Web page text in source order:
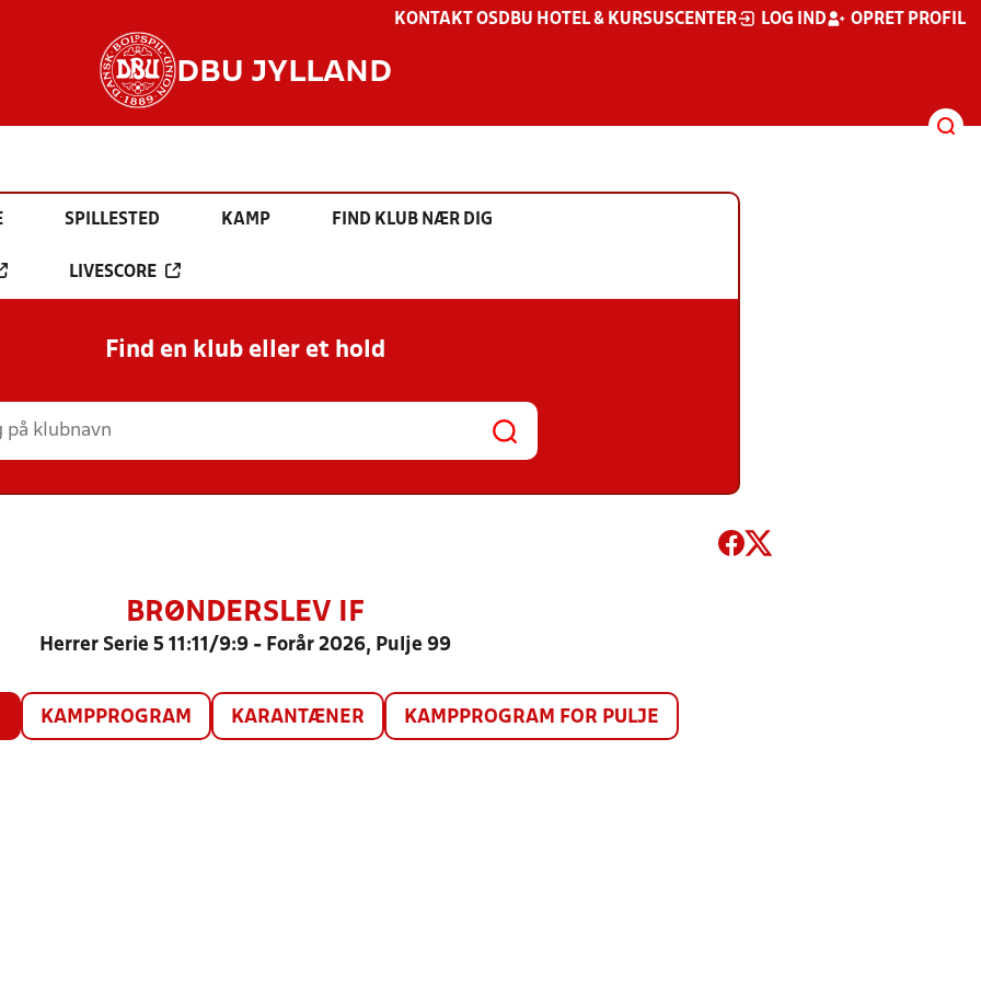
KONTAKT OS DBU HOTEL & KURSUSCENTER LOG IND OPRET PROFIL
DBU JYLLAND
SPILLESTED KAMP FIND KLUB NÆR DIG
LIVESCORE
Find en klub eller et hold
BRØNDERSLEV IF
Herrer Serie 5 11:11/9:9 - Forår 2026, Pulje 99
KAMPPROGRAM KARANTÆNER KAMPPROGRAM FOR PULJE